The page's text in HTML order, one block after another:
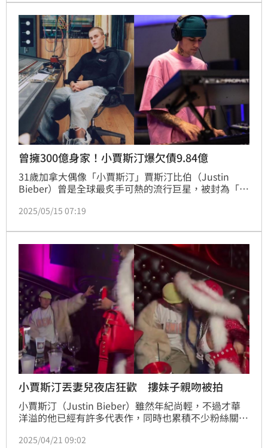
斯汀16日終於打破沉默針對此事回應。
曾擁300億身家！小賈斯汀爆欠債9.84億
31歲加拿大偶像「小賈斯汀」賈斯汀比伯（Justin
Bieber）曾是全球最炙手可熱的流行巨星，被封為「西
億美元（約300億元台幣）之間的財富。然而近日，他
萬美金（約台幣3014萬元），還積欠巡迴演唱會的主
辦單位AEG 2400萬美金（約台幣7.24億）。
2025/05/15 07:19
小賈斯汀丟妻兒夜店狂歡 摟妹子親吻被拍
小賈斯汀（Justin Bieber）雖然年紀尚輕，不過才華
洋溢的他已經有許多代表作，同時也累積不少粉絲關
年，去年（2024）才剛迎接兒子出生，豈料近日小賈
2025/04/21 09:02